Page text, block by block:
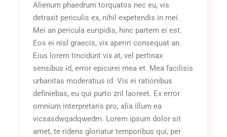
Alienum phaedrum torquatos nec eu, vis
detraxit periculis ex, nihil expetendis in mei.
Mei an pericula euripidis, hinc partem ei est.
Eos ei nisl graecis, vix aperiri consequat an.
Eius lorem tincidunt vix at, vel pertinax
sensibus id, error epicurei mea et. Mea facilisis
urbanitas moderatius id. Vis ei rationibus
definiebas, eu qui purto zril laoreet. Ex error
omnium interpretaris pro, alia illum ea
vicsasdwqadqwedm. Lorem ipsum dolor sit
amet, te ridens gloriatur temporibus qui, per